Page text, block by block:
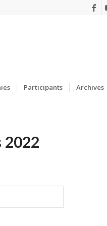
Participants Archives
2022